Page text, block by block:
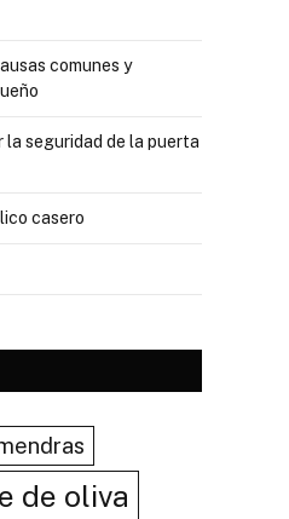
comunes y
la seguridad de la puerta
casero
de oliva